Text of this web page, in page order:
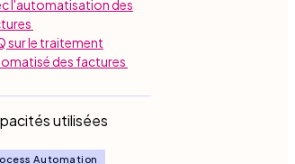
l'automatisation des
sur le traitement
des factures
utilisées
Automation